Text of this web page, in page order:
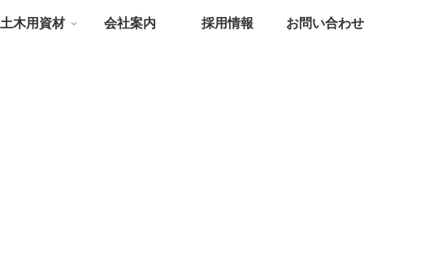
土木用資材 会社案内 採用情報 お問い合わせ